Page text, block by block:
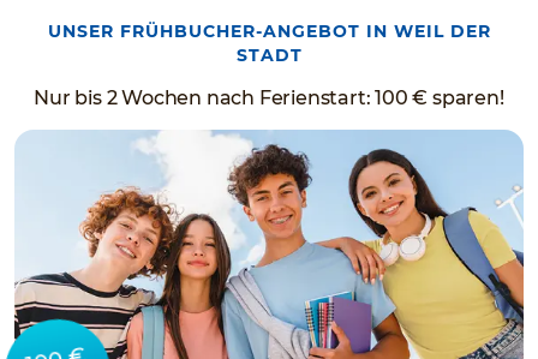
UNSER FRÜHBUCHER-ANGEBOT IN WEIL DER
STADT
Nur bis 2 Wochen nach Ferienstart: 100 € sparen!